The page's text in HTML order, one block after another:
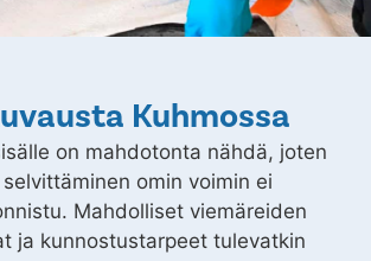
Kuhmossa
on mahdotonta nähdä, joten
omin voimin ei
Mahdolliset viemäreiden
ja kunnostustarpeet tulevatkin